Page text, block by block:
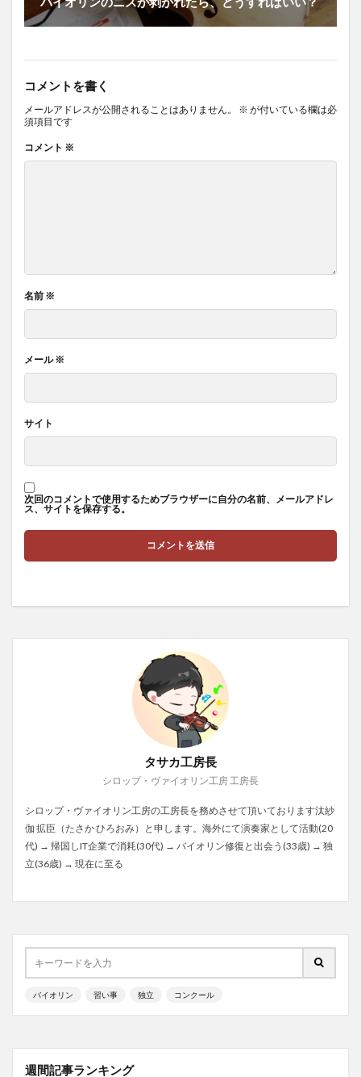
コメントを書く
メールアドレスが公開されることはありません。 ※ が付いている欄は必
須項目です
コメント ※
名前 ※
メール※
サイト
次回のコメントで使用するためブラウザーに自分の名前、メールアドレ
ス、サイトを保存する。
タサカ工房長
シロップ・ヴァイオリン工房 工房長
シロップ・ヴァイオリン工房の工房長を務めさせて頂いております汰紗
伽 拡臣（たさか ひろおみ）と申します。海外にて演奏家として活動(20
代) → 帰国しIT企業で消耗(30代) → バイオリン修復と出会う(33歳) → 独
立(36歳) → 現在に至る
バイオリン 習い事 独立 コンクール
週間記事ランキング